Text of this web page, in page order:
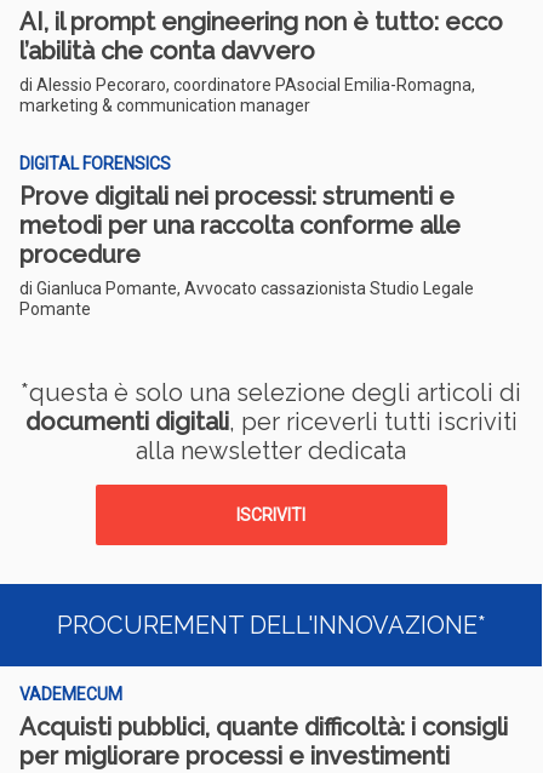
AI, il prompt engineering non è tutto: ecco
l’abilità che conta davvero
di Alessio Pecoraro, coordinatore PAsocial Emilia-Romagna,
marketing & communication manager
DIGITAL FORENSICS
Prove digitali nei processi: strumenti e
metodi per una raccolta conforme alle
procedure
di Gianluca Pomante, Avvocato cassazionista Studio Legale
Pomante
*questa è solo una selezione degli articoli di
documenti digitali, per riceverli tutti iscriviti
alla newsletter dedicata
ISCRIVITI
PROCUREMENT DELL'INNOVAZIONE*
VADEMECUM
Acquisti pubblici, quante difficoltà: i consigli
per migliorare processi e investimenti